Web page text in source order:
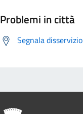
Problemi in città
Segnala disservizio